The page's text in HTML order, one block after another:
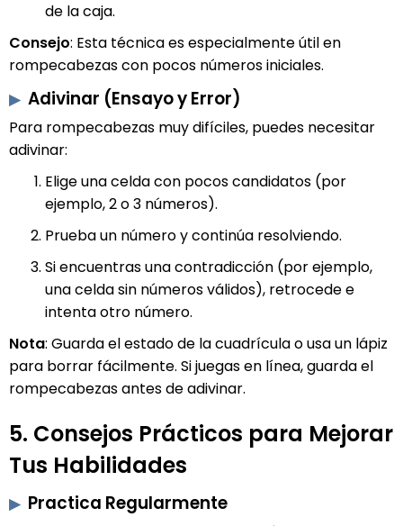
de la caja.
Consejo: Esta técnica es especialmente útil en
rompecabezas con pocos números iniciales.
Adivinar (Ensayo y Error)
Para rompecabezas muy difíciles, puedes necesitar
adivinar:
Elige una celda con pocos candidatos (por
ejemplo, 2 o 3 números).
Prueba un número y continúa resolviendo.
Si encuentras una contradicción (por ejemplo,
una celda sin números válidos), retrocede e
intenta otro número.
Nota: Guarda el estado de la cuadrícula o usa un lápiz
para borrar fácilmente. Si juegas en línea, guarda el
rompecabezas antes de adivinar.
5. Consejos Prácticos para Mejorar
Tus Habilidades
Practica Regularmente